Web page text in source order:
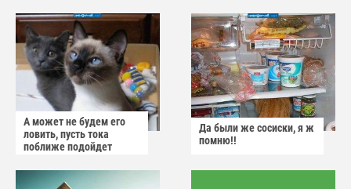
А может не будем его
ловить, пусть тока
поближе подойдет
Да были же сосиски, я ж
помню!!